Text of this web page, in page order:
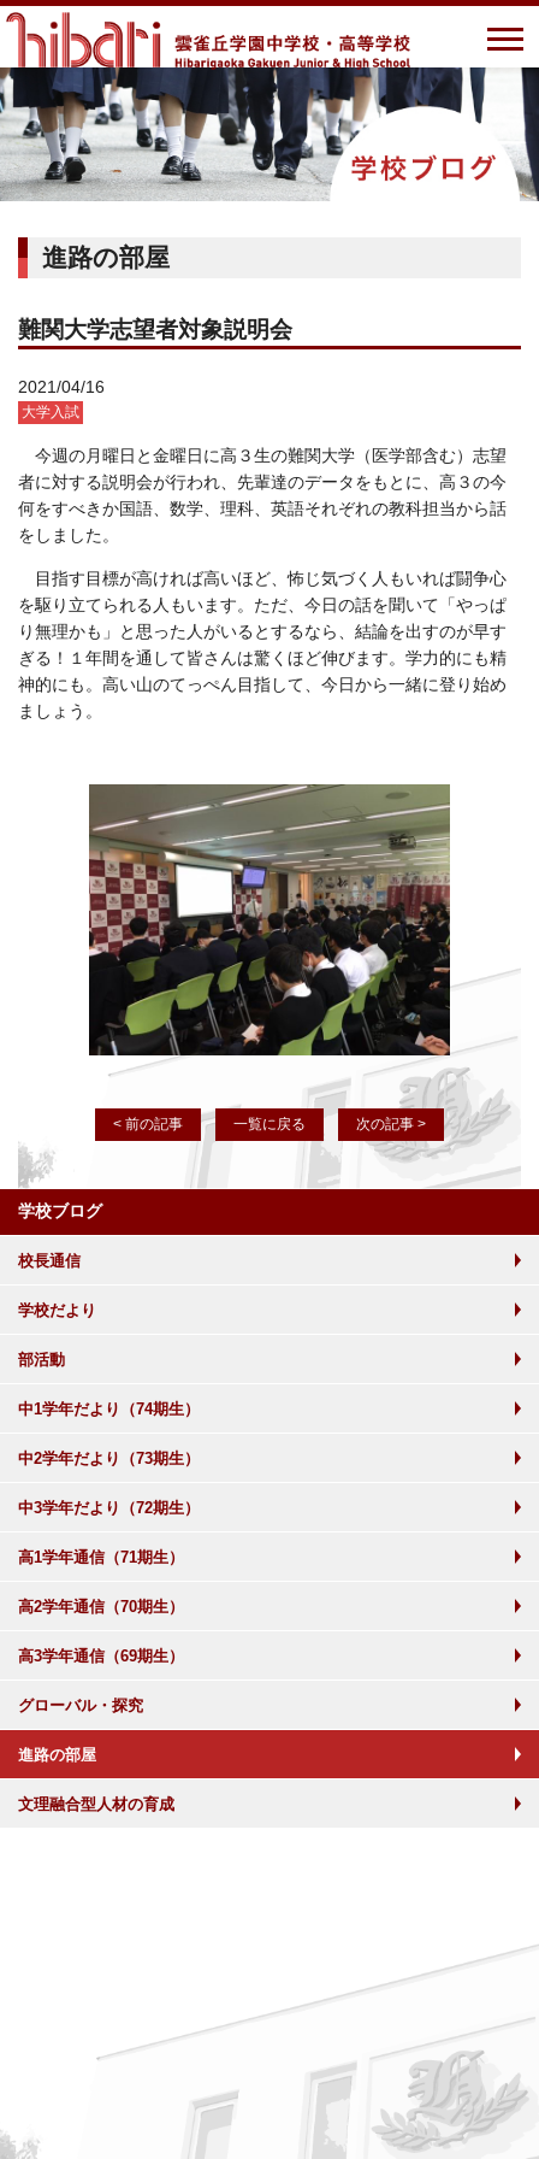
進路の部屋
難関大学志望者対象説明会
2021/04/16
大学入試
今週の月曜日と金曜日に高３生の難関大学（医学部含む）志望
者に対する説明会が行われ、先輩達のデータをもとに、高３の今
何をすべきか国語、数学、理科、英語それぞれの教科担当から話
をしました。
目指す目標が高ければ高いほど、怖じ気づく人もいれば闘争心
を駆り立てられる人もいます。ただ、今日の話を聞いて「やっぱ
り無理かも」と思った人がいるとするなら、結論を出すのが早す
ぎる！１年間を通して皆さんは驚くほど伸びます。学力的にも精
神的にも。高い山のてっぺん目指して、今日から一緒に登り始め
ましょう。
< 前の記事 一覧に戻る 次の記事 >
学校ブログ
校長通信
学校だより
部活動
中1学年だより（74期生）
中2学年だより（73期生）
中3学年だより（72期生）
高1学年通信（71期生）
高2学年通信（70期生）
高3学年通信（69期生）
グローバル・探究
進路の部屋
文理融合型人材の育成